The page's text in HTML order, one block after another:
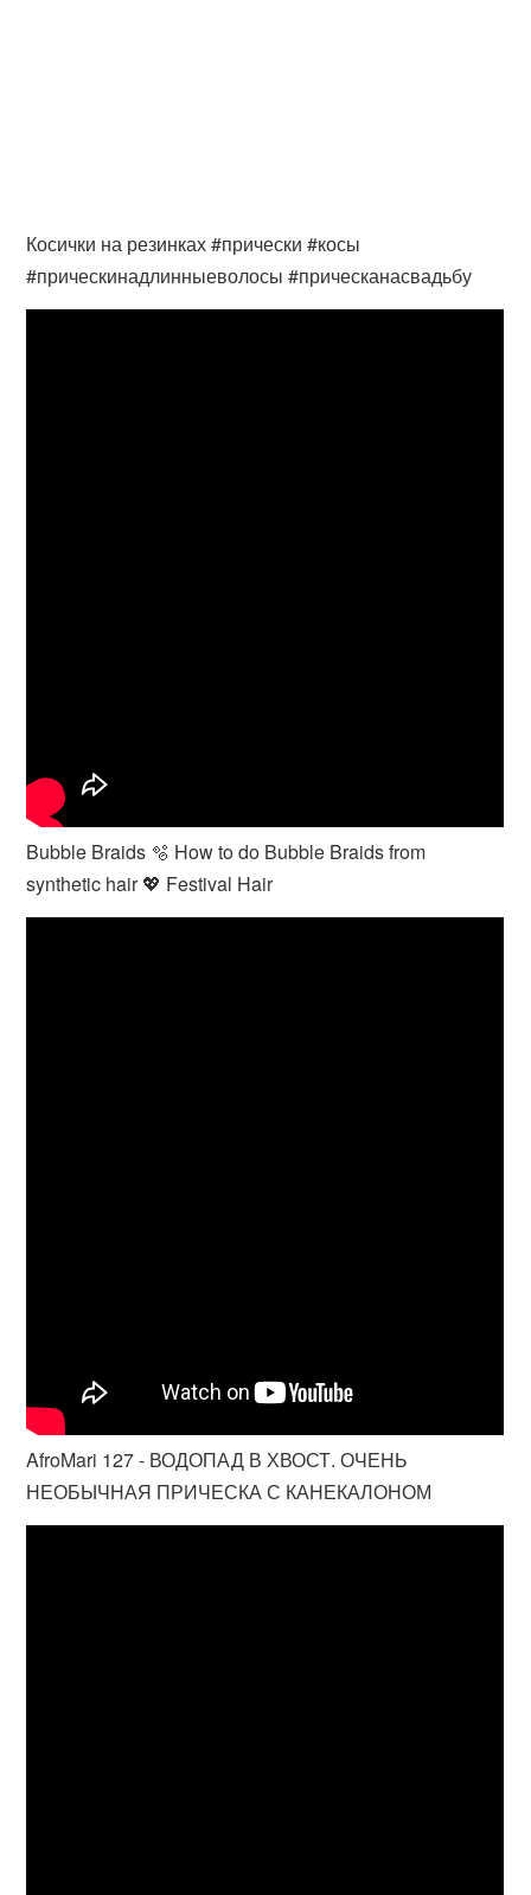
Косички на резинках #прически #косы
#прическинадлинныеволосы #прическанасвадьбу
Bubble Braids 🫧 How to do Bubble Braids from
synthetic hair 💖 Festival Hair
AfroMari 127 - ВОДОПАД В ХВОСТ. ОЧЕНЬ
НЕОБЫЧНАЯ ПРИЧЕСКА С КАНЕКАЛОНОМ